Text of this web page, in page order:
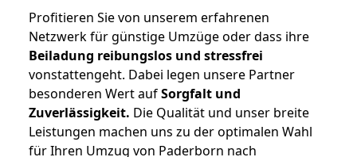
Profitieren Sie von unserem erfahrenen
Netzwerk für günstige Umzüge oder dass ihre
Beiladung reibungslos und stressfrei
vonstattengeht. Dabei legen unsere Partner
besonderen Wert aufSorgfalt und
Zuverlässigkeit. Die Qualität und unser breite
Leistungen machen uns zu der optimalen Wahl
für Ihren Umzug von Paderborn nach